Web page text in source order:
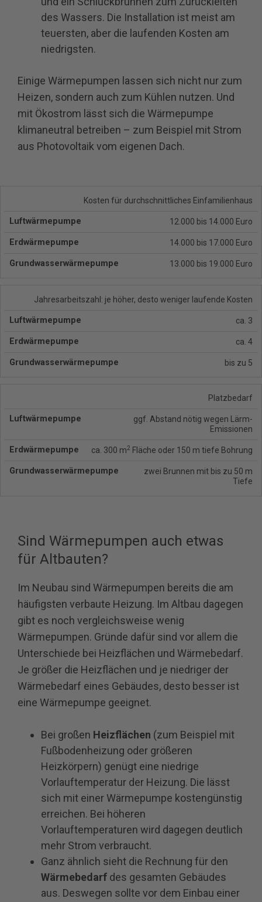
des Wassers. Die Installation ist meist am
teuersten, aber die laufenden Kosten am
niedrigsten.
Einige Wärmepumpen lassen sich nicht nur zum
Heizen, sondern auch zum Kühlen nutzen. Und
mit Ökostrom lässt sich die Wärmepumpe
klimaneutral betreiben – zum Beispiel mit Strom
aus Photovoltaik vom eigenen Dach.
Luftwärmepumpe Erdwärmepumpe
Kosten für durchschnittliches Einfamilienhaus
12.000 bis 14.000 Euro
14.000 bis 17.000 Euro
13.000 bis 19.000 Euro
Jahresarbeitszahl: je höher, desto weniger laufende Kosten
ca. 3
ca. 4
bis zu 5
Platzbedarf
ggf. Abstand nötig wegen Lärm-
Emissionen
ca. 300 m2 Fläche oder 150 m tiefe Bohrung
zwei Brunnen mit bis zu 50 m
Tiefe
Sind Wärmepumpen auch etwas
für Altbauten?
Im Neubau sind Wärmepumpen bereits die am
häufigsten verbaute Heizung. Im Altbau dagegen
gibt es noch vergleichsweise wenig
Wärmepumpen. Gründe dafür sind vor allem die
Unterschiede bei Heizflächen und Wärmebedarf.
Je größer die Heizflächen und je niedriger der
Wärmebedarf eines Gebäudes, desto besser ist
eine Wärmepumpe geeignet.
Bei großen Heizflächen (zum Beispiel mit
Fußbodenheizung oder größeren
Heizkörpern) genügt eine niedrige
Vorlauftemperatur der Heizung. Die lässt
sich mit einer Wärmepumpe kostengünstig
erreichen. Bei höheren
Vorlauftemperaturen wird dagegen deutlich
mehr Strom verbraucht.
Ganz ähnlich sieht die Rechnung für den
Wärmebedarf des gesamten Gebäudes
aus. Deswegen sollte vor dem Einbau einer